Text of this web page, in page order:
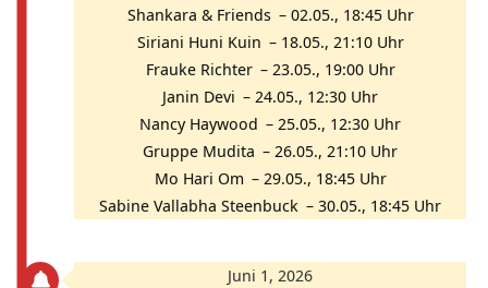
Shankara & Friends – 02.05., 18:45 Uhr
Siriani Huni Kuin – 18.05., 21:10 Uhr
Frauke Richter – 23.05., 19:00 Uhr
Janin Devi – 24.05., 12:30 Uhr
Nancy Haywood – 25.05., 12:30 Uhr
Gruppe Mudita – 26.05., 21:10 Uhr
Mo Hari Om – 29.05., 18:45 Uhr
Sabine Vallabha Steenbuck – 30.05., 18:45 Uhr
Juni 1, 2026